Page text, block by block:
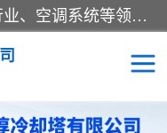
冷却塔广泛应用于工业、电力行业、空调系统等领域。在电力行业中，用于冷却发电机组的循环水；在工业生产中，如化工、冶金等行业，可降低生产过程中产生的热量；在空调系统中，为空调设备提供冷却水源